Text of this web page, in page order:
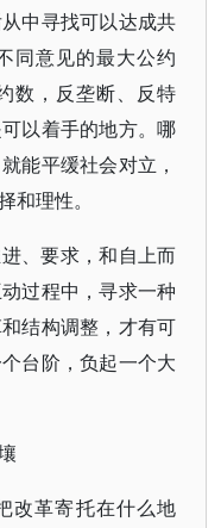
中寻找可以达成共
同意见的最大公约
数，反垄断、反特
以着手的地方。哪
能平缓社会对立，
和理性。
、要求，和自上而
过程中，寻求一种
结构调整，才有可
台阶，负起一个大
改革寄托在什么地